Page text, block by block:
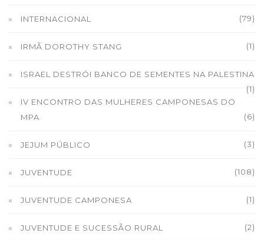
INTERNACIONAL (79)
IRMÃ DOROTHY STANG (1)
ISRAEL DESTRÓI BANCO DE SEMENTES NA PALESTINA
(1)
IV ENCONTRO DAS MULHERES CAMPONESAS DO
MPA
(6)
JEJUM PÚBLICO (3)
JUVENTUDE (108)
JUVENTUDE CAMPONESA (1)
JUVENTUDE E SUCESSÃO RURAL (2)